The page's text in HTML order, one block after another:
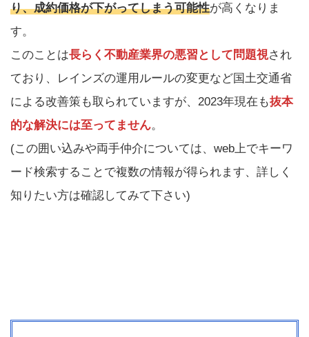
り、成約価格が下がってしまう可能性が高くなりま
す。
このことは長らく不動産業界の悪習として問題視され
ており、レインズの運用ルールの変更など国土交通省
による改善策も取られていますが、2023年現在も抜本
的な解決には至ってません。
(この囲い込みや両手仲介については、web上でキーワ
ード検索することで複数の情報が得られます、詳しく
知りたい方は確認してみて下さい)